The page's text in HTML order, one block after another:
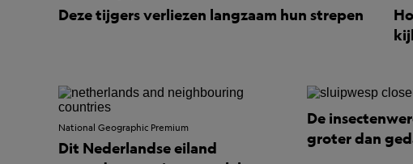
Deze tijgers verliezen langzaam hun strepen
National Geographic Premium
Dit Nederlandse eiland
De
groter dan